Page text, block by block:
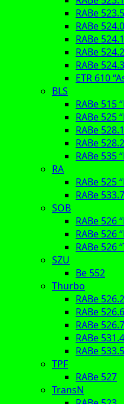
RABe
RABe
RABe
RABe
RABe
ETR 610
BLS
RABe 515
RABe 525
RABe
RABe
RABe 535
RA
RABe 525
RABe
SOB
RABe 526
RABe 526
RABe 526
SZU
Be 552
Thurbo
RABe 526.2
RABe
RABe 526.7
RABe
RABe
TPF
RABe 527
TransN